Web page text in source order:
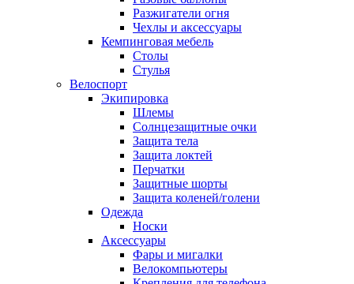
Разжигатели огня
Чехлы и аксессуары
Кемпинговая мебель
Столы
Стулья
Велоспорт
Экипировка
Шлемы
Солнцезащитные очки
Защита тела
Защита локтей
Перчатки
Защитные шорты
Защита коленей/голени
Одежда
Носки
Аксессуары
Фары и мигалки
Велокомпьютеры